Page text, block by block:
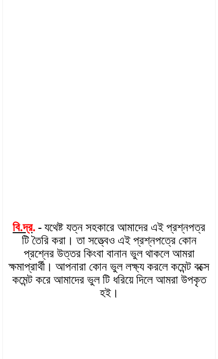
বি.দ্র. -যথেষ্ট যত্ন সহকারে আমাদের এই প্রশ্নপত্র
টি তৈরি করা। তা সত্ত্বেও এই প্রশ্নপত্রে কোন
প্রশ্নের উত্তর কিংবা বানান ভুল থাকলে আমরা
ক্ষমাপ্রার্থী। আপনারা কোন ভুল লক্ষ্য করলে কমেন্ট বক্সে
কমেন্ট করে আমাদের ভুল টি ধরিয়ে দিলে আমরা উপকৃত
হই।